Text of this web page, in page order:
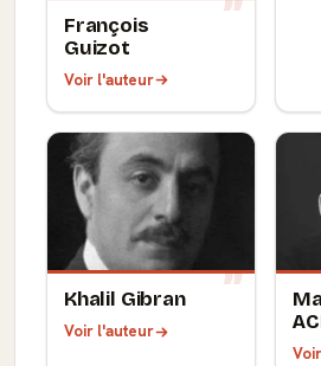
François
Guizot
Voir l'auteur
Khalil Gibran
Voir l'auteur